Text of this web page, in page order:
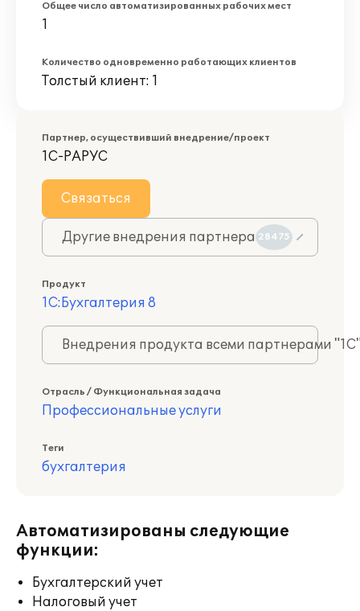
Общее число автоматизированных рабочих мест
1
Количество одновременно работающих клиентов
Толстый клиент: 1
Партнер, осуществивший внедрение/проект
1С-РАРУС
Связаться
Другие внедрения партнера 28475
Продукт
1С:Бухгалтерия 8
Внедрения продукта всеми партнерами
Отрасль / Функциональная задача
Профессиональные услуги
Теги
бухгалтерия
Автоматизированы следующие
функции:
Бухгалтерский учет
Налоговый учет